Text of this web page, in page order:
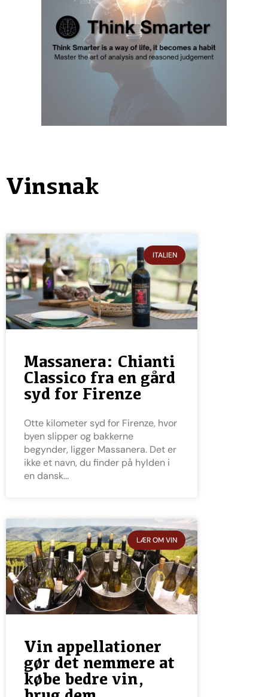
Vinsnak
ITALIEN
Massanera: Chianti
Classico fra en gård
syd for Firenze
Otte kilometer syd for Firenze, hvor
byen slipper og bakkerne
begynder, ligger Massanera. Det er
ikke et navn, du finder på hylden i
en dansk
LÆR OM VIN
Vin appellationer
gør det nemmere at
købe bedre vin,